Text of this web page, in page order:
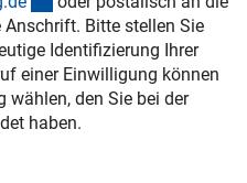
Bitte stellen Sie
Identifizierung Ihrer
einer Einwilligung können
wählen, den Sie bei der
haben.